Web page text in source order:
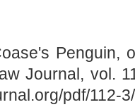
Penguin,
Journal, vol.
pdf/112-